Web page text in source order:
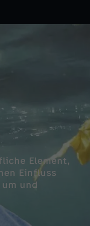
Element,
Einfluss
und